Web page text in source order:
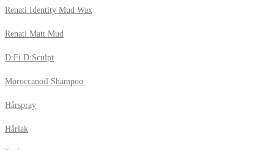
Renati Identity Mud Wax
Renati Matt Mud
D:Fi D:Sculpt
Moroccanoil Shampoo
Hårspray
Hårlak